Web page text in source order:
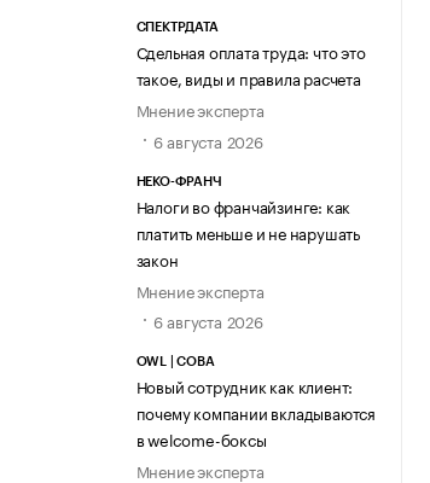
СПЕКТРДАТА
Сдельная оплата труда: что это
такое, виды и правила расчета
Мнение эксперта
6 августа 2026
НЕКО-ФРАНЧ
Налоги во франчайзинге: как
платить меньше и не нарушать
закон
Мнение эксперта
6 августа 2026
OWL | СОВА
Новый сотрудник как клиент:
почему компании вкладываются
в welcome-боксы
Мнение эксперта